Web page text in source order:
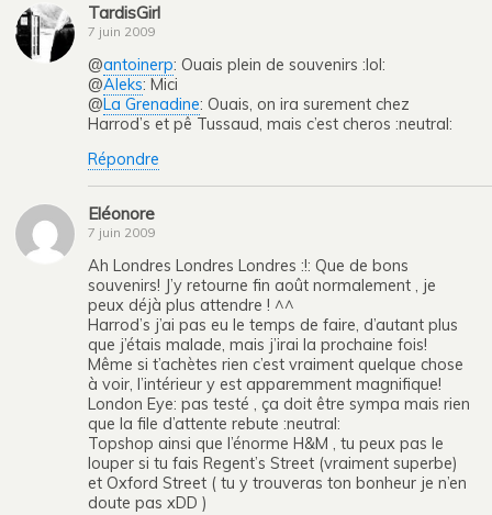
TardisGirl
7 juin 2009
@antoinerp: Ouais plein de souvenirs :lol:
@Aleks: Mici
@La Grenadine: Ouais, on ira surement chez
Harrod’s et pê Tussaud, mais c’est cheros :neutral:
Répondre
Eléonore
7 juin 2009
Ah Londres Londres Londres :!: Que de bons
souvenirs! J’y retourne fin août normalement , je
peux déjà plus attendre ! ^^
Harrod’s j’ai pas eu le temps de faire, d’autant plus
que j’étais malade, mais j’irai la prochaine fois!
Même si t’achètes rien c’est vraiment quelque chose
à voir, l’intérieur y est apparemment magnifique!
London Eye: pas testé , ça doit être sympa mais rien
que la file d’attente rebute :neutral:
Topshop ainsi que l’énorme H&M , tu peux pas le
louper si tu fais Regent’s Street (vraiment superbe)
et Oxford Street ( tu y trouveras ton bonheur je n’en
doute pas xDD )